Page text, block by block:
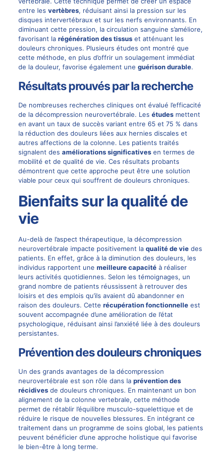
entre les vertèbres, réduisant ainsi la pression sur les
disques intervertébraux et sur les nerfs environnants. En
diminuant cette pression, la circulation sanguine s’améliore,
favorisant la régénération des tissuset atténuant les
douleurs chroniques. Plusieurs études ont montré que
cette méthode, en plus d’offrir un soulagement immédiat
de la douleur, favorise également une guérison durable.
Résultats prouvés par la recherche
De nombreuses recherches cliniques ont évalué l’efficacité
de la décompression neurovertébrale. Les étudesmettent
en avant un taux de succès variant entre 65 et 75 % dans
la réduction des douleurs liées aux hernies discales et
autres affections de la colonne. Les patients traités
signalent des améliorations significativesen termes de
mobilité et de qualité de vie. Ces résultats probants
démontrent que cette approche peut être une solution
viable pour ceux qui souffrent de douleurs chroniques.
Bienfaits sur la qualité de
vie
Au-delà de l’aspect thérapeutique, la décompression
neurovertébrale impacte positivement la qualité de viedes
patients. En effet, grâce à la diminution des douleurs, les
individus rapportent une meilleure capacitéà réaliser
leurs activités quotidiennes. Selon les témoignages, un
grand nombre de patients réussissent à retrouver des
loisirs et des emplois qu’ils avaient dû abandonner en
raison des douleurs. Cette récupération fonctionnelleest
souvent accompagnée d’une amélioration de l’état
psychologique, réduisant ainsi l’anxiété liée à des douleurs
persistantes.
Prévention des douleurs chroniques
Un des grands avantages de la décompression
neurovertébrale est son rôle dans la prévention des
récidivesde douleurs chroniques. En maintenant un bon
alignement de la colonne vertebrale, cette méthode
permet de rétablir l’équilibre musculo-squelettique et de
réduire le risque de nouvelles blessures. En intégrant ce
traitement dans un programme de soins global, les patients
peuvent bénéficier d’une approche holistique qui favorise
le bien-être à long terme.